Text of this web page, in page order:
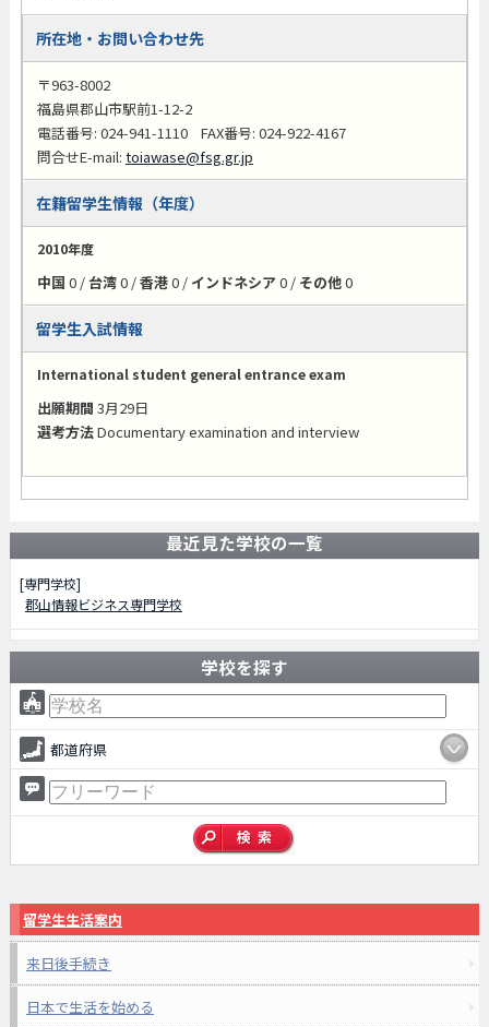
所在地・お問い合わせ先
〒963-8002
福島県郡山市駅前1-12-2
電話番号: 024-941-1110FAX番号: 024-922-4167
問合せE-mail: toiawase@fsg.gr.jp
在籍留学生情報（年度）
2010年度
中国 0 /台湾0 /香港0 / インドネシア0 / その他0
留学生入試情報
International student general entrance exam
出願期間 3月29日
選考方法Documentary examination and interview
最近見た学校の一覧
[専門学校]
郡山情報ビジネス専門学校
学校を探す
都道府県
留学生生活案内
来日後手続き
日本で生活を始める